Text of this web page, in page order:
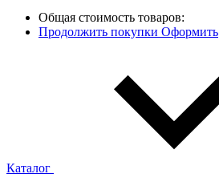
Общая стоимость товаров:
Продолжить покупки Оформить
Каталог